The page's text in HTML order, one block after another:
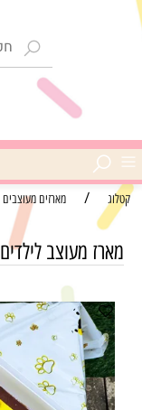
קטלוג / מארזים מעוצבים
מארז מעוצב לילדים